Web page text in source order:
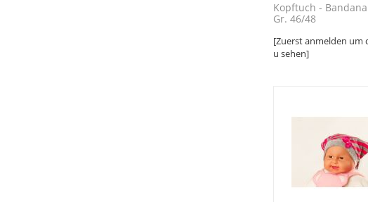
Kopftuch -
Gr. 46/48
[Zuerst anmelden um
u sehen]